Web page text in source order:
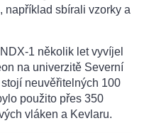
například sbírali vzorky a
1 několik let vyvíjel
na univerzitě Severní
neuvěřitelných 100
použito přes 350
vláken a Kevlaru.